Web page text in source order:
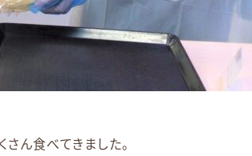
ん食べてきました。